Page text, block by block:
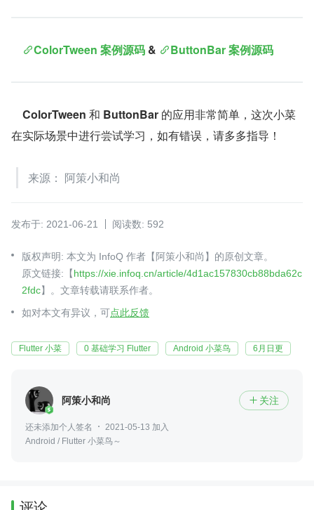
ColorTween 案例源码 & ButtonBar 案例源码
ColorTween 和 ButtonBar 的应用非常简单，这次小菜
在实际场景中进行尝试学习，如有错误，请多多指导！
来源： 阿策小和尚
发布于: 2021-06-21 阅读数: 592
版权声明: 本文为 InfoQ 作者【阿策小和尚】的原创文章。
原文链接:【https://xie.infoq.cn/article/4d1ac157830cb88bda62c
2fdc】。文章转载请联系作者。
如对本文有异议，可点此反馈
Flutter 小菜 0 基础学习 Flutter Android 小菜鸟 6月日更
阿策小和尚  关注
还未添加个人签名
2021-05-13 加入
Android / Flutter 小菜鸟～